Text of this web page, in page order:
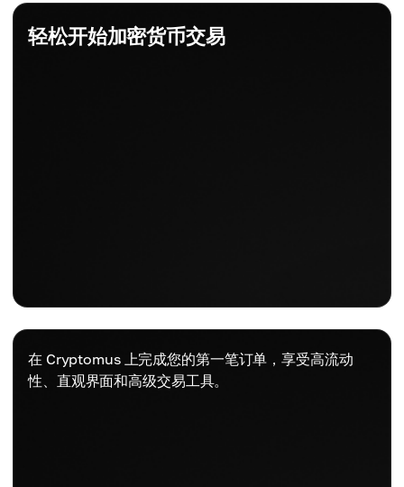
轻松开始加密货币交易
在 Cryptomus 上完成您的第一笔订单，享受高流动
性、直观界面和高级交易工具。